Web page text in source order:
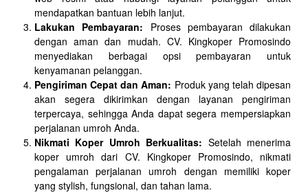
mendapatkan bantuan lebih lanjut.
Lakukan Pembayaran: Proses pembayaran dilakukan
dengan aman dan mudah. CV. Kingkoper Promosindo
menyediakan berbagai opsi pembayaran untuk
kenyamanan pelanggan.
Pengiriman Cepat dan Aman: Produk yang telah dipesan
akan segera dikirimkan dengan layanan pengiriman
terpercaya, sehingga Anda dapat segera mempersiapkan
perjalanan umroh Anda.
Nikmati Koper Umroh Berkualitas: Setelah menerima
koper umroh dari CV. Kingkoper Promosindo, nikmati
pengalaman perjalanan umroh dengan memiliki koper
yang stylish, fungsional, dan tahan lama.